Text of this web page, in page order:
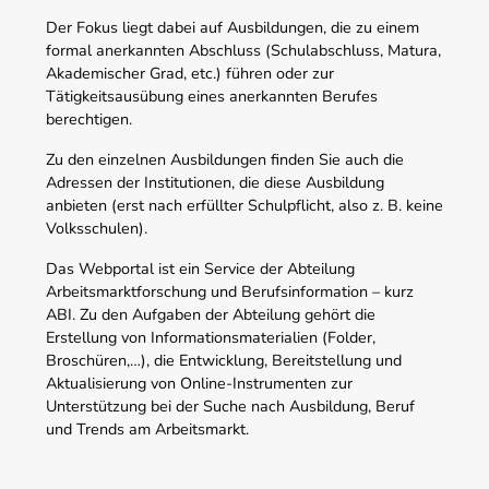
Der Fokus liegt dabei auf Ausbildungen, die zu einem
formal anerkannten Abschluss (Schulabschluss, Matura,
Akademischer Grad, etc.) führen oder zur
Tätigkeitsausübung eines anerkannten Berufes
berechtigen.
Zu den einzelnen Ausbildungen finden Sie auch die
Adressen der Institutionen, die diese Ausbildung
anbieten (erst nach erfüllter Schulpflicht, also z. B. keine
Volksschulen).
Das Webportal ist ein Service der Abteilung
Arbeitsmarktforschung und Berufsinformation – kurz
ABI. Zu den Aufgaben der Abteilung gehört die
Erstellung von Informationsmaterialien (Folder,
Broschüren,…), die Entwicklung, Bereitstellung und
Aktualisierung von Online-Instrumenten zur
Unterstützung bei der Suche nach Ausbildung, Beruf
und Trends am Arbeitsmarkt.